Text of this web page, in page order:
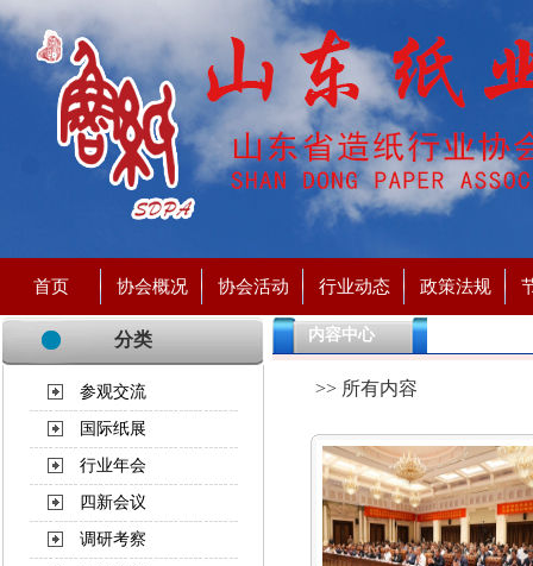
首页 协会概况 协会活动 行业动态 政策法规
分类
参观交流
国际纸展
行业年会
四新会议
调研考察
内容中心
>> 所有内容